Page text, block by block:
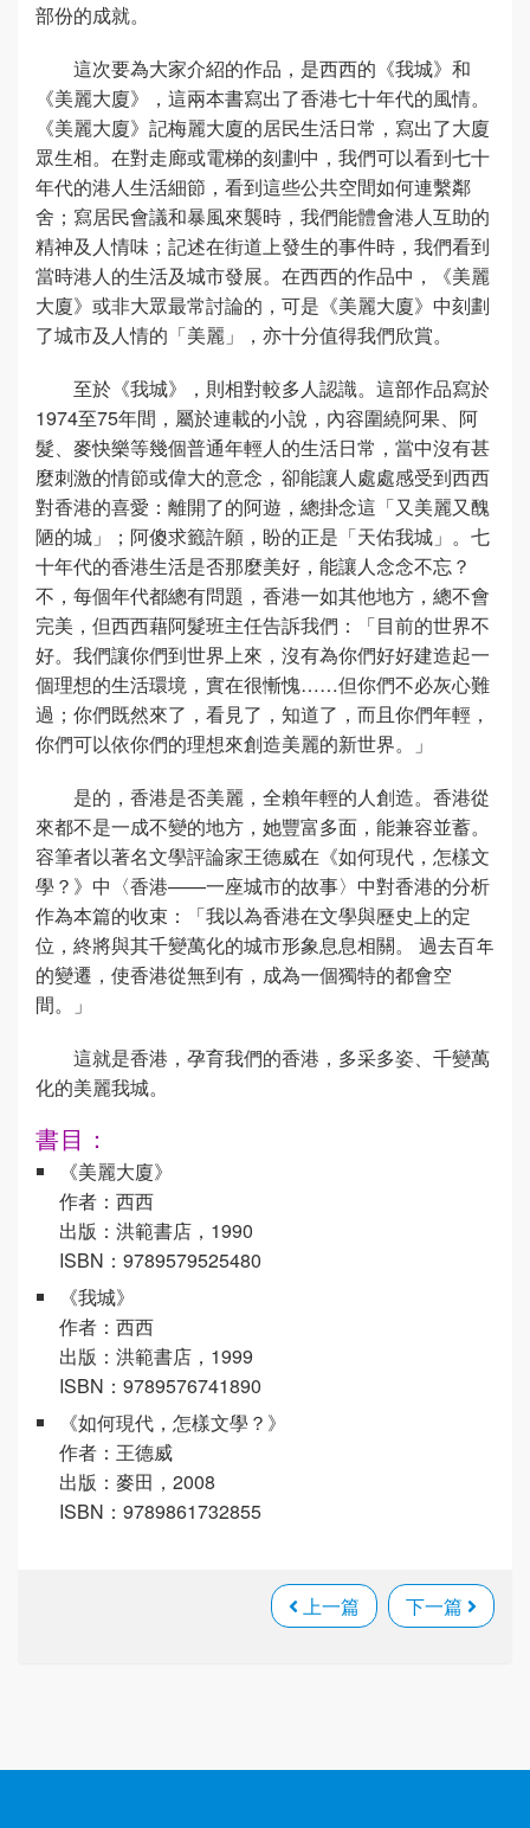
部份的成就。
這次要為大家介紹的作品，是西西的《我城》和
《美麗大廈》，這兩本書寫出了香港七十年代的風情。
《美麗大廈》記梅麗大廈的居民生活日常，寫出了大廈
眾生相。在對走廊或電梯的刻劃中，我們可以看到七十
年代的港人生活細節，看到這些公共空間如何連繫鄰
舍；寫居民會議和暴風來襲時，我們能體會港人互助的
精神及人情味；記述在街道上發生的事件時，我們看到
當時港人的生活及城市發展。在西西的作品中，《美麗
大廈》或非大眾最常討論的，可是《美麗大廈》中刻劃
了城市及人情的「美麗」，亦十分值得我們欣賞。
至於《我城》，則相對較多人認識。這部作品寫於
1974至75年間，屬於連載的小說，內容圍繞阿果、阿
髮、麥快樂等幾個普通年輕人的生活日常，當中沒有甚
麼刺激的情節或偉大的意念，卻能讓人處處感受到西西
對香港的喜愛：離開了的阿遊，總掛念這「又美麗又醜
陋的城」；阿傻求籤許願，盼的正是「天佑我城」。七
十年代的香港生活是否那麼美好，能讓人念念不忘？
不，每個年代都總有問題，香港一如其他地方，總不會
完美，但西西藉阿髮班主任告訴我們：「目前的世界不
好。我們讓你們到世界上來，沒有為你們好好建造起一
個理想的生活環境，實在很慚愧……但你們不必灰心難
過；你們既然來了，看見了，知道了，而且你們年輕，
你們可以依你們的理想來創造美麗的新世界。」
是的，香港是否美麗，全賴年輕的人創造。香港從
來都不是一成不變的地方，她豐富多面，能兼容並蓄。
容筆者以著名文學評論家王德威在《如何現代，怎樣文
學？》中〈香港——一座城市的故事〉中對香港的分析
作為本篇的收束：「我以為香港在文學與歷史上的定
位，終將與其千變萬化的城市形象息息相關。 過去百年
的變遷，使香港從無到有，成為一個獨特的都會空
間。」
這就是香港，孕育我們的香港，多采多姿、千變萬
化的美麗我城。
書目：
《美麗大廈》
作者：西西
出版：洪範書店，1990
ISBN：9789579525480
《我城》
作者：西西
出版：洪範書店，1999
ISBN：9789576741890
《如何現代，怎樣文學？》
作者：王德威
出版：麥田，2008
ISBN：9789861732855
上一篇 下一篇